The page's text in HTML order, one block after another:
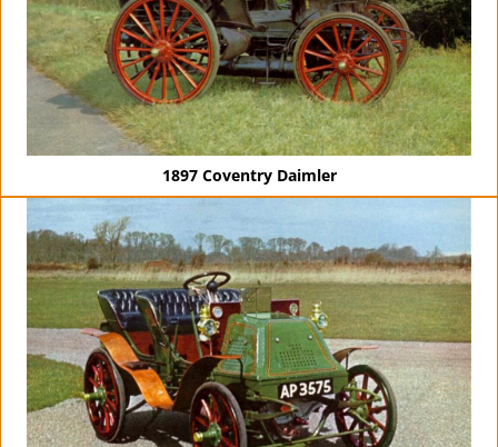
1897 Coventry Daimler